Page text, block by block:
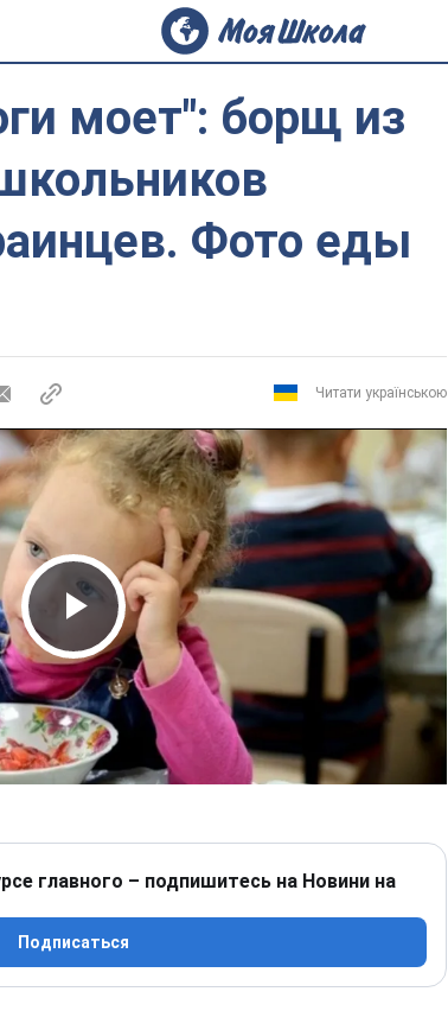
моет": борщ из
Фото еды
Читати українською
Play Video
главного – подпишитесь на Новини на
Подписаться